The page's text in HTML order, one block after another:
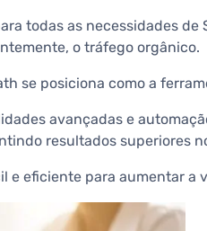
todas as necessidades de
o tráfego orgânico.
se posiciona como a
avançadas e
resultados superiores
e eficiente para aumentar